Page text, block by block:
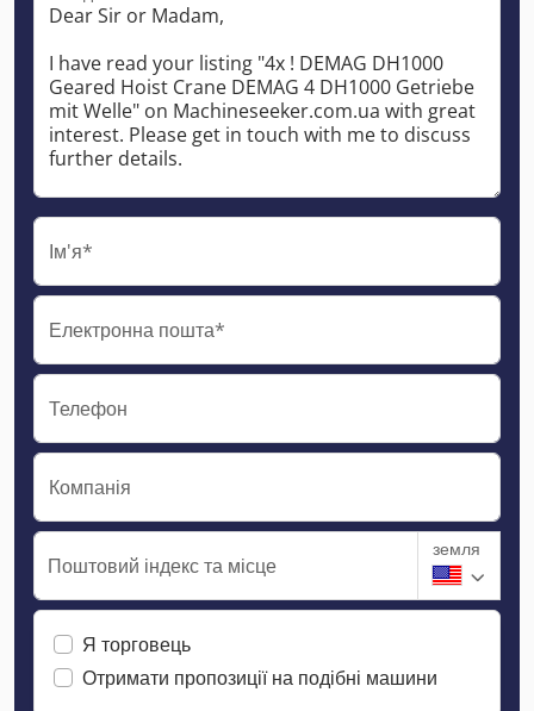
Ім'я*
Електронна пошта*
Телефон
Компанія
Поштовий індекс та місце
земля
Я торговець
Отримати пропозиції на подібні машини